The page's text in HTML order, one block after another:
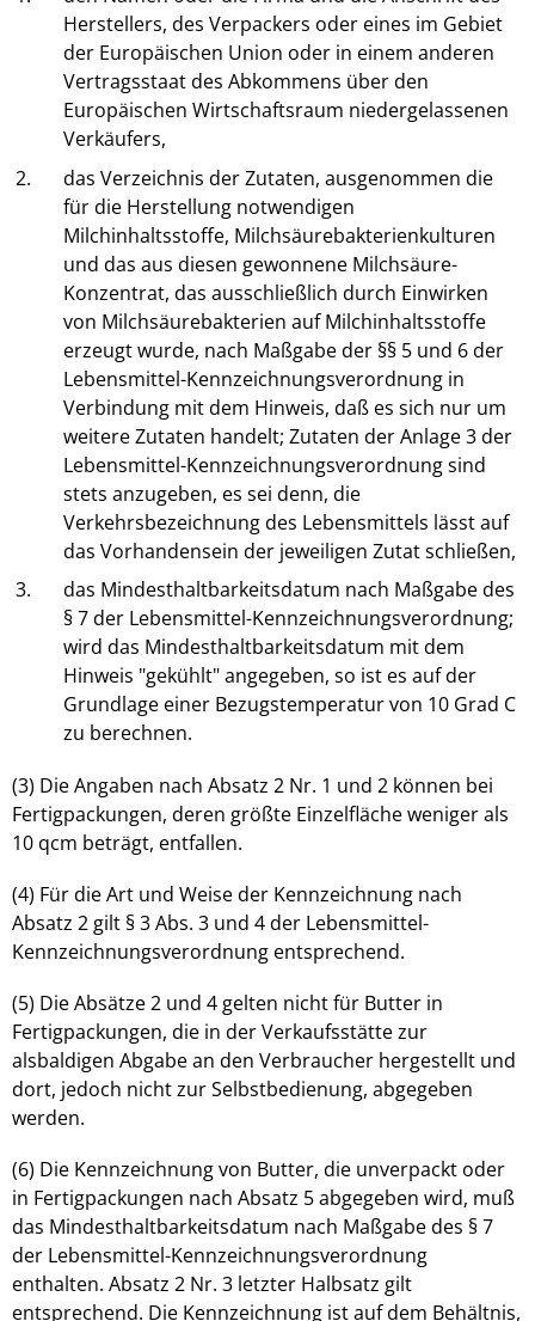
Herstellers, des Verpackers oder eines im Gebiet
der Europäischen Union oder in einem anderen
Vertragsstaat des Abkommens über den
Europäischen Wirtschaftsraum niedergelassenen
Verkäufers,
2.
das Verzeichnis der Zutaten, ausgenommen die
für die Herstellung notwendigen
Milchinhaltsstoffe, Milchsäurebakterienkulturen
und das aus diesen gewonnene Milchsäure-
Konzentrat, das ausschließlich durch Einwirken
von Milchsäurebakterien auf Milchinhaltsstoffe
erzeugt wurde, nach Maßgabe der §§ 5 und 6 der
Lebensmittel-Kennzeichnungsverordnung in
Verbindung mit dem Hinweis, daß es sich nur um
weitere Zutaten handelt; Zutaten der Anlage 3 der
Lebensmittel-Kennzeichnungsverordnung sind
stets anzugeben, es sei denn, die
Verkehrsbezeichnung des Lebensmittels lässt auf
das Vorhandensein der jeweiligen Zutat schließen,
3.
das Mindesthaltbarkeitsdatum nach Maßgabe des
§ 7 der Lebensmittel-Kennzeichnungsverordnung;
wird das Mindesthaltbarkeitsdatum mit dem
Hinweis "gekühlt" angegeben, so ist es auf der
Grundlage einer Bezugstemperatur von 10 Grad C
zu berechnen.
(3) Die Angaben nach Absatz 2 Nr. 1 und 2 können bei
Fertigpackungen, deren größte Einzelfläche weniger als
10 qcm beträgt, entfallen.
(4) Für die Art und Weise der Kennzeichnung nach
Absatz 2 gilt § 3 Abs. 3 und 4 der Lebensmittel-
Kennzeichnungsverordnung entsprechend.
(5) Die Absätze 2 und 4 gelten nicht für Butter in
Fertigpackungen, die in der Verkaufsstätte zur
alsbaldigen Abgabe an den Verbraucher hergestellt und
dort, jedoch nicht zur Selbstbedienung, abgegeben
werden.
(6) Die Kennzeichnung von Butter, die unverpackt oder
in Fertigpackungen nach Absatz 5 abgegeben wird, muß
das Mindesthaltbarkeitsdatum nach Maßgabe des § 7
der Lebensmittel-Kennzeichnungsverordnung
enthalten. Absatz 2 Nr. 3 letzter Halbsatz gilt
entsprechend. Die Kennzeichnung ist auf dem Behältnis,